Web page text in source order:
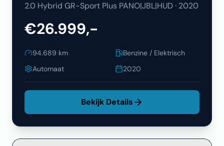
2.0 Hybrid GR-Sport Plus PANO|JBL|HUD· 2020
€26.999,-
94.689 km
Benzine / Elektrisch
Automaat
2020
Bekijk Details